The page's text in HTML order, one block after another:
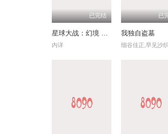
已完结
星球大战：幻境 — 第九个绝地武士
内详
已
我独自盗墓